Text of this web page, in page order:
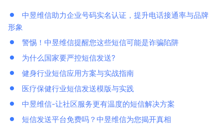
中昱维信助力企业号码实名认证，提升电话接通率与品牌
形象
警惕！中昱维信提醒您这些短信可能是诈骗陷阱
为什么国家要严控短信发送?
健身行业短信应用方案与实战指南
医疗保健行业短信发送模版与实践
中昱维信-让社区服务更有温度的短信解决方案
短信发送平台免费吗？中昱维信为您揭开真相